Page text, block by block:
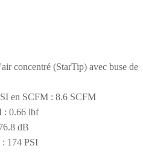
concentré (StarTip) avec buse de
en SCFM : 8.6 SCFM
: 0.66 lbf
dB
: 174 PSI